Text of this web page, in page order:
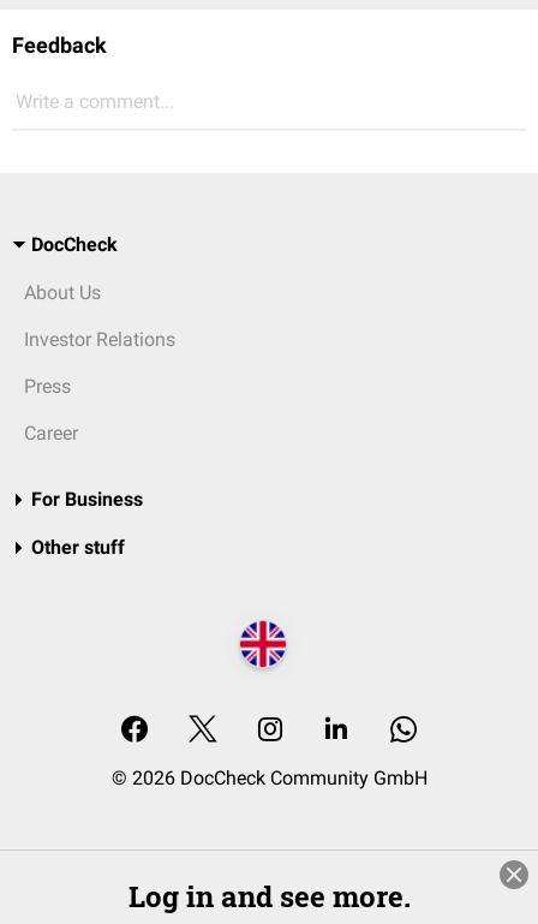
Feedback
Write a comment...
DocCheck
About Us
Investor Relations
Press
Career
For Business
Other stuff
© 2026 DocCheck Community GmbH
Log in and see more.